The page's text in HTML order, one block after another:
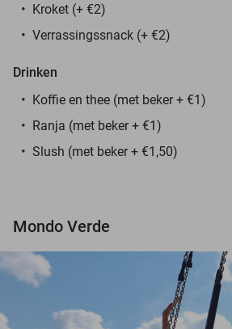
Kroket (+ €2)
Verrassingssnack (+ €2)
Drinken
Koffie en thee (met beker + €1)
Ranja (met beker + €1)
Slush (met beker + €1,50)
Mondo Verde